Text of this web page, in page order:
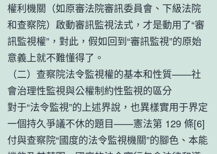
權利機關（如原審法院審訊委員會、下級法院
和查察院）啟動審訊監視法式，才是動用了“審
訊監視權”，對此，假如回到“審訊監視”的原始
意義上就不難懂得了。
（二）查察院法令監視權的基本和性質——社
會治理性監視與公權制約性監視的區分
對于“法令監視”的上述界說，也異樣實用于界定
一個持久爭議不休的題目——憲法第 129 條[6]
付與查察院“國度的法令監視機關”的腳色、本能